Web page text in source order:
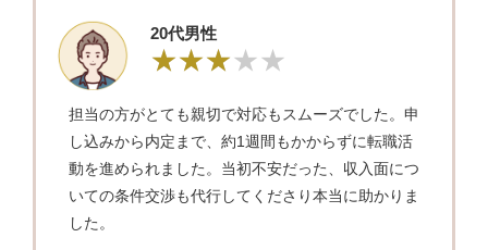
20代男性
担当の方がとても親切で対応もスムーズでした。申
し込みから内定まで、約1週間もかからずに転職活
動を進められました。当初不安だった、収入面につ
いての条件交渉も代行してくださり本当に助かりま
した。